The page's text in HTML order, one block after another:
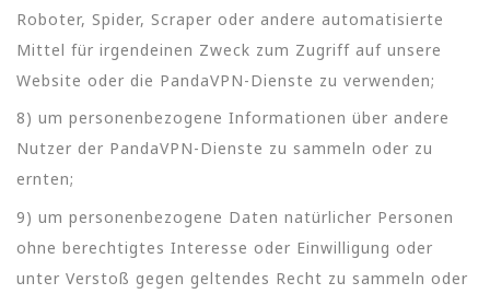
Roboter, Spider, Scraper oder andere automatisierte
Mittel für irgendeinen Zweck zum Zugriff auf unsere
Website oder die PandaVPN-Dienste zu verwenden;
8) um personenbezogene Informationen über andere
Nutzer der PandaVPN-Dienste zu sammeln oder zu
ernten;
9) um personenbezogene Daten natürlicher Personen
ohne berechtigtes Interesse oder Einwilligung oder
unter Verstoß gegen geltendes Recht zu sammeln oder